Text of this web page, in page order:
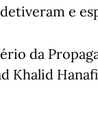
e
da
Khalid